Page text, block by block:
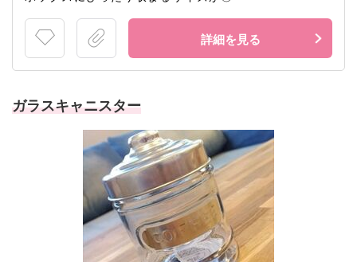
詳細を見る
ガラスキャニスター